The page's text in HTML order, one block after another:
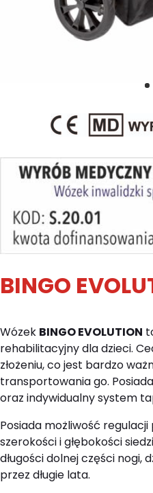
BINGO
Wózek BINGO EVOLUTION
rehabilitacyjny dla dzieci.
złożeniu, co jest bardzo
transportowania go.
oraz indywidualny system
Posiada możliwość
szerokości i głębokości
długości dolnej części nogi,
przez długie lata.